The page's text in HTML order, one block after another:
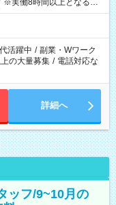
実働8時間以上となる勤
す。
活躍中 / 副業・Wワーク
の大量募集 / 電話対応な
詳細へ
ッフ/9~10月の